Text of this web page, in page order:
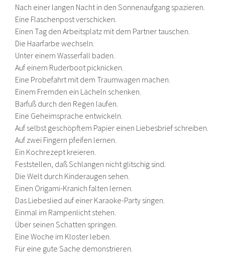
Nach einer langen Nacht in den Sonnenaufgang spazieren.
Eine Flaschenpost verschicken.
Einen Tag den Arbeitsplatz mit dem Partner tauschen.
Die Haarfarbe wechseln.
Unter einem Wasserfall baden.
Auf einem Ruderboot picknicken.
Eine Probefahrt mit dem Traumwagen machen.
Einem Fremden ein Lächeln schenken.
Barfuß durch den Regen laufen.
Eine Geheimsprache entwickeln.
Auf selbst geschöpftem Papier einen Liebesbrief schreiben.
Auf zwei Fingern pfeifen lernen.
Ein Kochrezept kreieren.
Feststellen, daß Schlangen nicht glitschig sind.
Die Welt durch Kinderaugen sehen.
Einen Origami-Kranich falten lernen.
Das Liebeslied auf einer Karaoke-Party singen.
Einmal im Rampenlicht stehen.
Über seinen Schatten springen.
Eine Woche im Kloster leben.
Für eine gute Sache demonstrieren.